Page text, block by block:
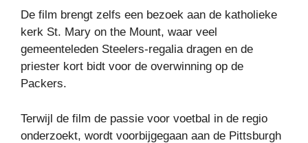
De film brengt zelfs een bezoek aan de katholieke
kerk St. Mary on the Mount, waar veel
gemeenteleden Steelers-regalia dragen en de
priester kort bidt voor de overwinning op de
Packers.
Terwijl de film de passie voor voetbal in de regio
onderzoekt, wordt voorbijgegaan aan de Pittsburgh